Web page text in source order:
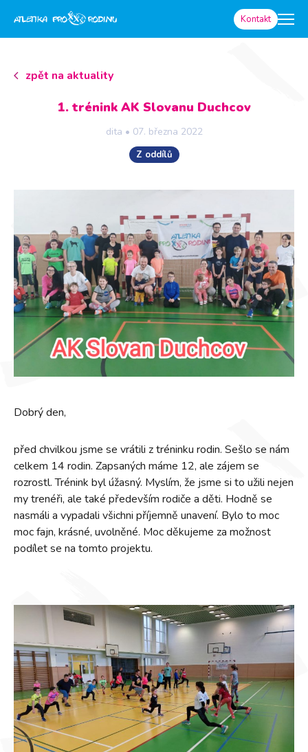
Kontakt
zpět na aktuality
1. trénink AK Slovanu Duchcov
dita • 07. března 2022
Z oddílů
Dobrý den,
před chvilkou jsme se vrátili z tréninku rodin. Sešlo se nám
celkem 14 rodin. Zapsaných máme 12, ale zájem se
rozrostl. Trénink byl úžasný. Myslím, že jsme si to užili nejen
my trenéři, ale také především rodiče a děti. Hodně se
nasmáli a vypadali všichni příjemně unavení. Bylo to moc
moc fajn, krásné, uvolněné. Moc děkujeme za možnost
podílet se na tomto projektu.